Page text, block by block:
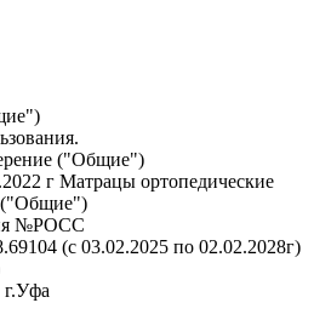
("Общие")
г Матрацы ортопедические
("Общие")
№РОСС
(с 03.02.2025 по 02.02.2028г)